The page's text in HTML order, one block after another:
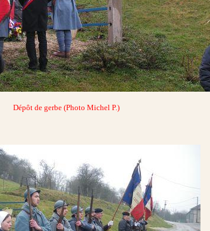
Dépôt de gerbe (Photo Michel P.)